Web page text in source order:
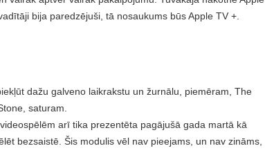
bija paredzējuši, tā nosaukums būs Apple TV +.
dažu galveno laikrakstu un žurnālu, piemēram, The
saturam.
arī tika prezentēta pagājušā gada martā kā
bezsaistē. Šis modulis vēl nav pieejams, un nav zināms,